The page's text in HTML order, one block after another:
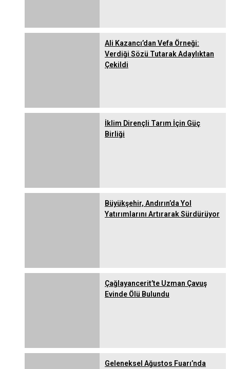
Ali Kazancı’dan Vefa Örneği:
Verdiği Sözü Tutarak Adaylıktan
Çekildi
İklim Dirençli Tarım İçin Güç
Birliği
Büyükşehir, Andırın’da Yol
Yatırımlarını Artırarak Sürdürüyor
Çağlayancerit’te Uzman Çavuş
Evinde Ölü Bulundu
Geleneksel Ağustos Fuarı’nda